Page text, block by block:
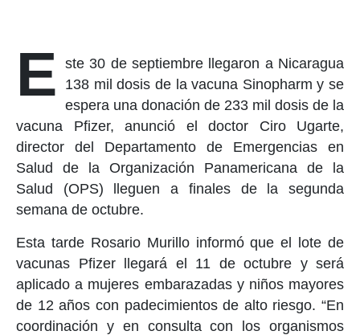
E ste 30 de septiembre llegaron a Nicaragua
138 mil dosis de la vacuna Sinopharm y se
espera una donación de 233 mil dosis de la
vacuna Pfizer, anunció el doctor Ciro Ugarte,
director del Departamento de Emergencias en
Salud de la Organización Panamericana de la
Salud (OPS) lleguen a finales de la segunda
semana de octubre.
Esta tarde Rosario Murillo informó que el lote de
vacunas Pfizer llegará el 11 de octubre y será
aplicado a mujeres embarazadas y niños mayores
de 12 años con padecimientos de alto riesgo. “En
coordinación y en consulta con los organismos